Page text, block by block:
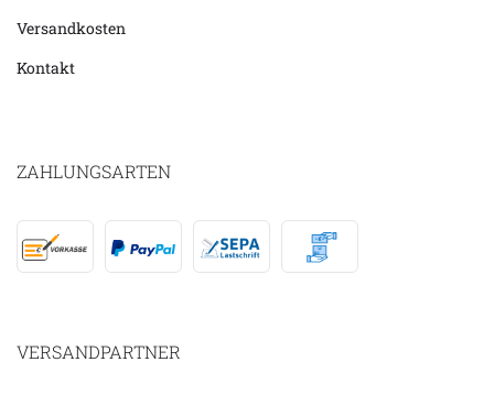
Versandkosten
Kontakt
ZAHLUNGSARTEN
VERSANDPARTNER